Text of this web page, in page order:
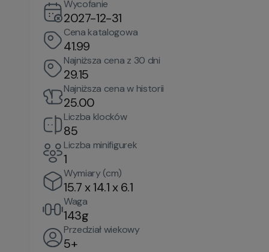
Wycofanie
2027-12-31
Cena katalogowa
41.99
Najniższa cena z 30 dni
29.15
Najniższa cena w historii
25.00
Liczba klocków
85
Liczba minifigurek
1
Wymiary (cm)
15.7 x 14.1 x 6.1
Waga
143g
Przedział wiekowy
5+